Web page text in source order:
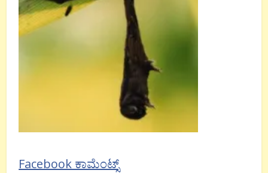
Facebook ಕಾಮೆಂಟ್ಸ್